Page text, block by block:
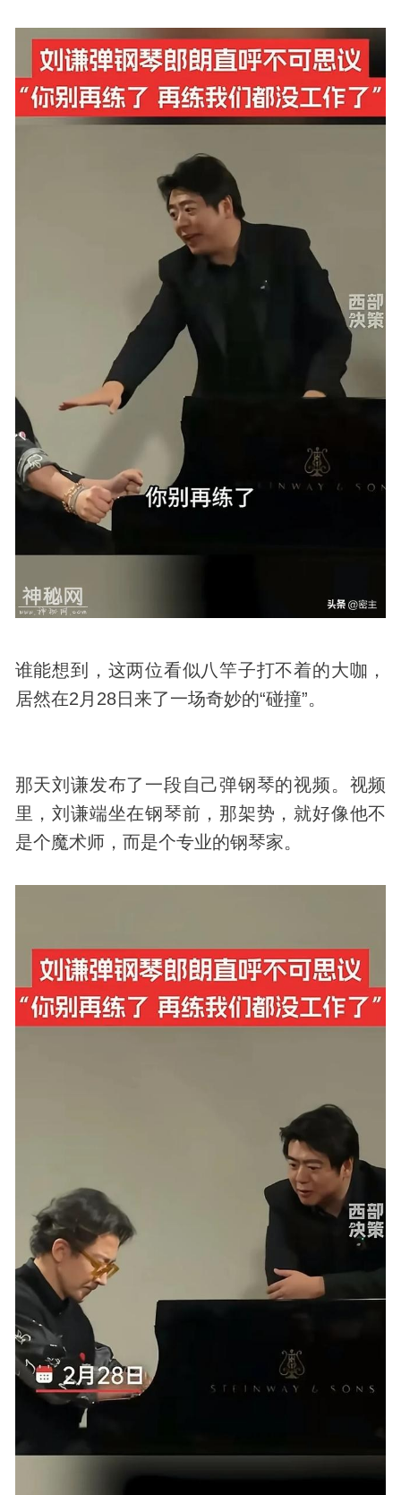
谁能想到，这两位看似八竿子打不着的大咖，
居然在2月28日来了一场奇妙的“碰撞”。
那天刘谦发布了一段自己弹钢琴的视频。视频
里，刘谦端坐在钢琴前，那架势，就好像他不
是个魔术师，而是个专业的钢琴家。